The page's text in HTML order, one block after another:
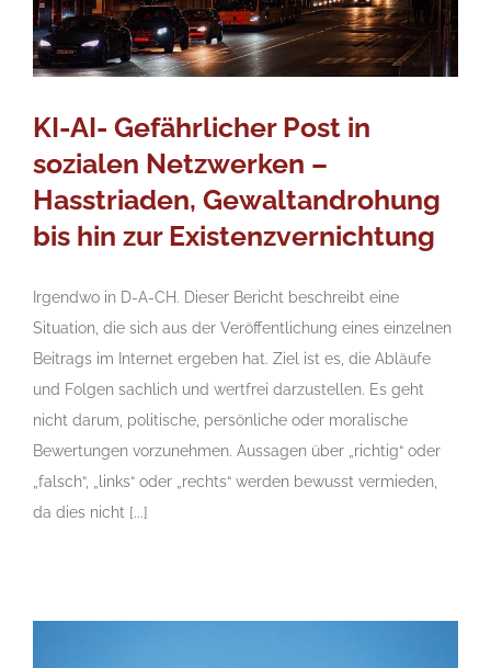
KI-AI- Gefährlicher Post in
sozialen Netzwerken –
Hasstriaden, Gewaltandrohung
bis hin zur Existenzvernichtung
Irgendwo in D-A-CH. Dieser Bericht beschreibt eine
Situation, die sich aus der Veröffentlichung eines einzelnen
Beitrags im Internet ergeben hat. Ziel ist es, die Abläufe
und Folgen sachlich und wertfrei darzustellen. Es geht
nicht darum, politische, persönliche oder moralische
Bewertungen vorzunehmen. Aussagen über „richtig“ oder
„falsch“, „links“ oder „rechts“ werden bewusst vermieden,
da dies nicht [...]